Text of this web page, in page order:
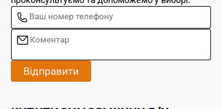
Відправити